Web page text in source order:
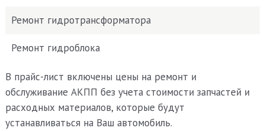
Ремонт гидротрансформатора
Ремонт гидроблока
В прайс-лист включены цены на ремонт и
обслуживание АКПП без учета стоимости запчастей и
расходных материалов, которые будут
устанавливаться на Ваш автомобиль.